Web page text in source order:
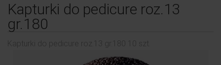
Kapturki do pedicure roz.13
gr.180
Kapturki do pedicure roz.13 gr.180 10 szt.